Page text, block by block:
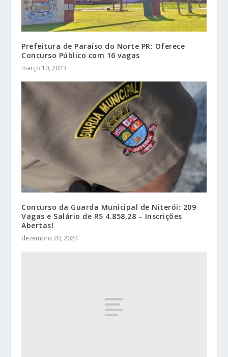
Prefeitura de Paraíso do Norte PR: Oferece
Concurso Público com 16 vagas
março 10, 2023
Concurso da Guarda Municipal de Niterói: 209
Vagas e Salário de R$ 4.858,28 – Inscrições
Abertas!
dezembro 20, 2024